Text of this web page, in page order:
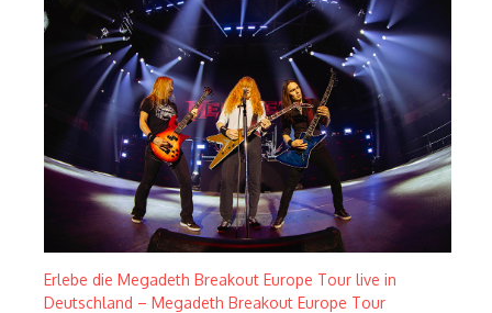
Erlebe die Megadeth Breakout Europe Tour live in
Deutschland – Megadeth Breakout Europe Tour